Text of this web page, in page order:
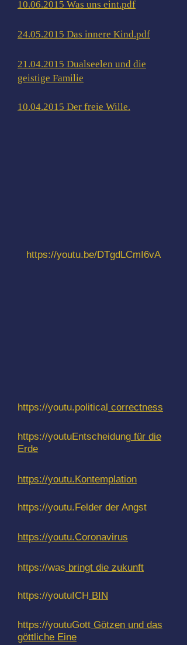
10.06.2015 Was uns eint.pdf
24.05.2015 Das innere Kind.pdf
21.04.2015 Dualseelen und die
geistige Familie
10.04.2015 Der freie Wille.
https://youtu.be/DTgdLCmI6vA
https://youtu.political correctness
https://youtuEntscheidung für die
Erde
https://youtu.Kontemplation
https://youtu.Felder der Angst
https://youtu.Coronavirus
https://was bringt die zukunft
https://youtuICH BIN
https://youtuGott Götzen und das
göttliche Eine